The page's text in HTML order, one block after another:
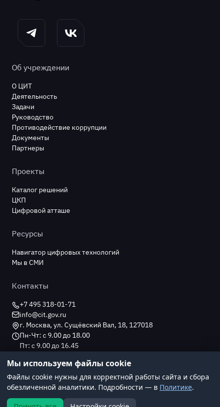
Мы используем файлы cookie
Файлы cookie нужны для корректной работы сайта и сбора
обезличенной аналитики. Подробности — в Политике.
Об учреждении
О ЦИТ
Деятельность
Задачи
Руководство
Противодействие коррупции
Документы
Партнеры
Проекты
Каталог решений
ЦКП
Цифровой атташе
Ресурсы
Навигатор цифровых технологий
Мы в СМИ
Контакты
+7 495 318-01-71
info@cit.gov.ru
г. Москва, ул. Сущёвский Вал, 18, 127018
Пн-Чт: с 9.00 до 18.00
Пт: с 9.00 до 16.45
© 2026 Цифровые индустриальные технологии
Политика конфиденциальности